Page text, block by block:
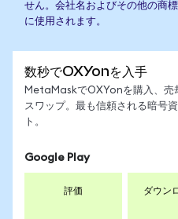
せん。会社名およびその他の商
に使用されます。
数秒でOXYonを入手
MetaMaskでOXYonを購入、売
スワップ。最も信頼される暗号
ト。
Google Play
評価 ダウン